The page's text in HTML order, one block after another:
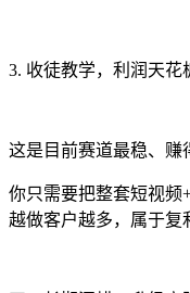
3. 收徒教学，利润天花
这是目前赛道最稳、赚
你只需要把整套短视频
越做客户越多，属于复